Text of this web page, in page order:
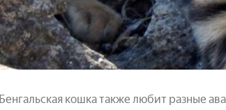
Бенгальская кошка также любит разные